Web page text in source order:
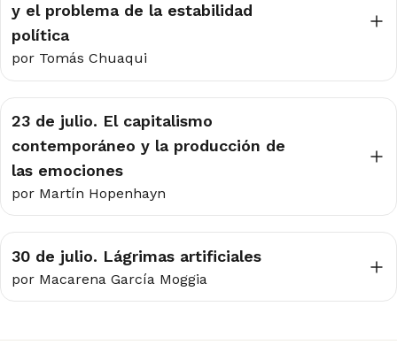
y el problema de la estabilidad
política
por Tomás Chuaqui
23 de julio. El capitalismo
contemporáneo y la producción de
las emociones
por Martín Hopenhayn
30 de julio. Lágrimas artificiales
por Macarena García Moggia